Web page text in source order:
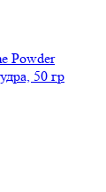
Powder
50 гр